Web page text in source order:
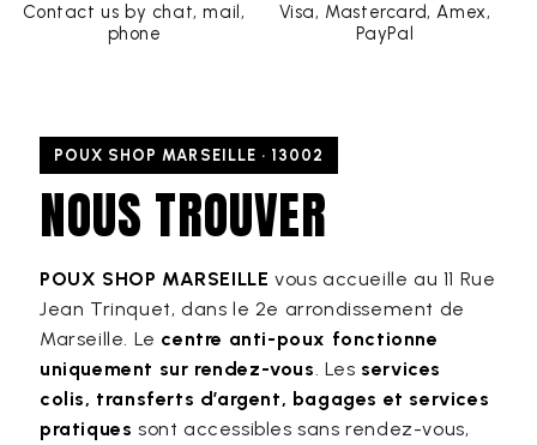
Contact us by chat, mail,
phone
Visa, Mastercard, Amex,
PayPal
POUX SHOP MARSEILLE · 13002
NOUS TROUVER
POUX SHOP MARSEILLE vous accueille au 11 Rue
Jean Trinquet, dans le 2e arrondissement de
Marseille. Le centre anti-poux fonctionne
uniquement sur rendez-vous. Les services
colis, transferts d’argent, bagages et services
pratiques sont accessibles sans rendez-vous,